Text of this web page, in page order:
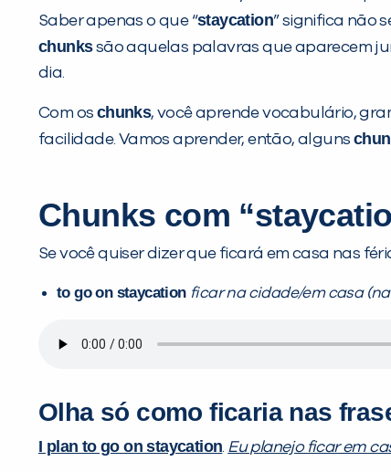
Saber apenas o que “staycation” significa não
chunkssão aquelas palavras que aparecem
dia.
Com os chunks, você aprende vocabulário,
facilidade. Vamos aprender, então, alguns
Chunks com
Se você quiser dizer que ficará em casa nas
to go on staycation ficar na cidade/em casa
Olha só como ficaria nas
I plan to go on staycation Eu planejo ficar em